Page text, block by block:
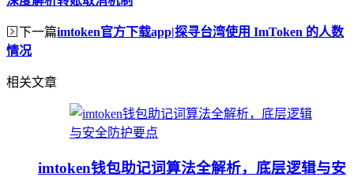
下一篇imtoken官方下载app|探寻台湾使用 ImToken 的人数
情况
相关文章
imtoken钱包助记词算法全解析，底层逻辑与安